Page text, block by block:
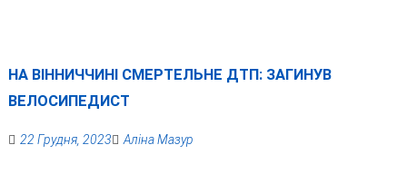
НА ВІННИЧЧИНІ СМЕРТЕЛЬНЕ ДТП: ЗАГИНУВ
ВЕЛОСИПЕДИСТ
22 Грудня, 2023 Аліна Мазур